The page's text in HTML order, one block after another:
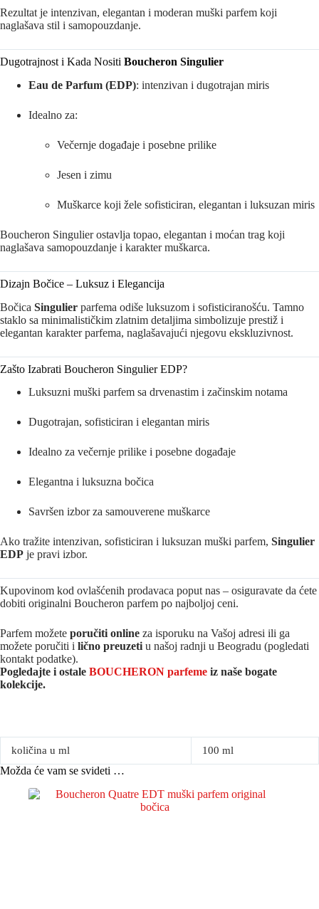
Rezultat je intenzivan, elegantan i moderan muški parfem koji
naglašava stil i samopouzdanje.
Dugotrajnost i Kada Nositi Boucheron Singulier
Eau de Parfum (EDP): intenzivan i dugotrajan miris
Idealno za:
Večernje događaje i posebne prilike
Jesen i zimu
Muškarce koji žele sofisticiran, elegantan i luksuzan miris
Boucheron Singulier ostavlja topao, elegantan i moćan trag koji
naglašava samopouzdanje i karakter muškarca.
Dizajn Bočice – Luksuz i Elegancija
Bočica Singulier parfema odiše luksuzom i sofisticiranošću. Tamno
staklo sa minimalističkim zlatnim detaljima simbolizuje prestiž i
elegantan karakter parfema, naglašavajući njegovu ekskluzivnost.
Zašto Izabrati Boucheron Singulier EDP?
Luksuzni muški parfem sa drvenastim i začinskim notama
Dugotrajan, sofisticiran i elegantan miris
Idealno za večernje prilike i posebne događaje
Elegantna i luksuzna bočica
Savršen izbor za samouverene muškarce
Ako tražite intenzivan, sofisticiran i luksuzan muški parfem, Singulier
EDP je pravi izbor.
Kupovinom kod ovlašćenih prodavaca poput nas – osiguravate da ćete
dobiti originalni Boucheron parfem po najboljoj ceni.
Parfem možete poručiti online za isporuku na Vašoj adresi ili ga
možete poručiti i lično preuzetiu našoj radnji u Beogradu (pogledati
kontakt podatke).
Pogledajte i ostale BOUCHERON parfeme iz naše bogate
kolekcije.
količina u ml 100 ml
Možda će vam se svideti …